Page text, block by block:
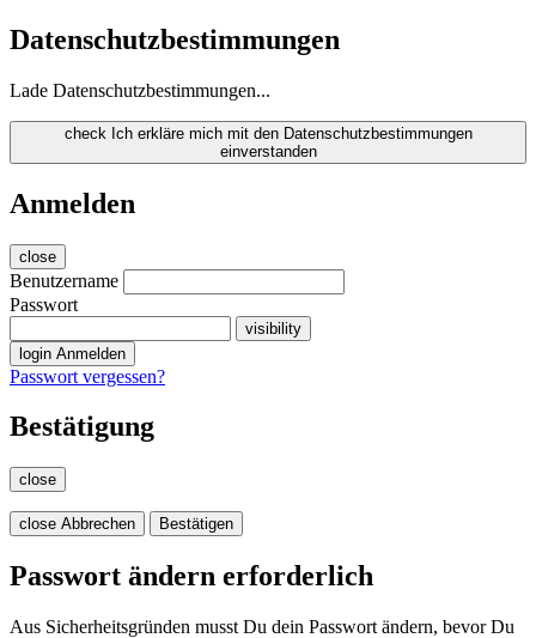
Datenschutzbestimmungen
Lade Datenschutzbestimmungen...
check Ich erkläre mich mit den Datenschutzbestimmungen
einverstanden
Anmelden
close
Benutzername
Passwort
visibility
login Anmelden
Passwort vergessen?
Bestätigung
close
close Abbrechen Bestätigen
Passwort ändern erforderlich
Aus Sicherheitsgründen musst Du dein Passwort ändern, bevor Du